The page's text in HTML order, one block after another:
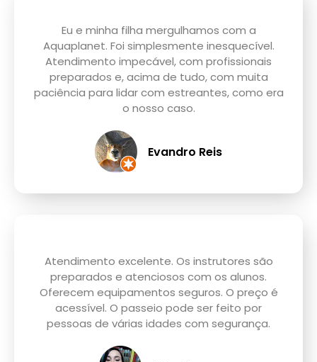
Eu e minha filha mergulhamos com a
Aquaplanet. Foi simplesmente inesquecível.
Atendimento impecável, com profissionais
preparados e, acima de tudo, com muita
paciência para lidar com estreantes, como era
o nosso caso.
Evandro Reis
Atendimento excelente. Os instrutores são
preparados e atenciosos com os alunos.
Oferecem equipamentos seguros. O preço é
acessível. O passeio pode ser feito por
pessoas de várias idades com segurança.